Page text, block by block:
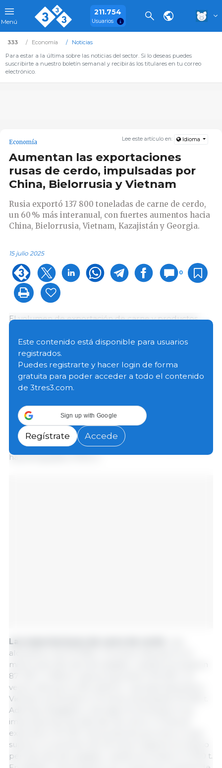
Menú
211.754
Usuarios
333 Economía
Noticias
Para estar a la última sobre las noticias del sector. Si lo deseas puedes
suscribirte a nuestro boletín semanal y recibirás los titulares en tu correo
electrónico.
Lee este artículo en: Idioma
Economía
Aumentan las exportaciones
rusas de cerdo, impulsadas por
China, Bielorrusia y Vietnam
Rusia exportó 137 800 toneladas de carne de cerdo,
un 60 % más interanual, con fuertes aumentos hacia
China, Bielorrusia, Vietnam, Kazajistán y Georgia.
15 julio 2025
0
El volumen de exportación de carne y productos
comparación con el mismo período de 2024, este
indicadoraumentó 1,3 veces
En particular, la exportación de carne y despojos
comestibles de ave creció 1,1 veces, pasando de 168
con más de 70 500 t enviadas. Las exportaciones de
este tipo de productos aumentaron 1,4 veces hacia
Arabia Saudita (41 400 t), 1,1 veces hacia Kazajistán (18
800 t), 3,1 veces hacia Uzbekistán (10 600 t) y 1,2 veces
hacia Kirguistán (7100 t).
Las exportaciones de carne de cerdo
alcanzaron las 137 800 t, 1,6 veces más que en el
mismo período del año pasado, cuando se enviaron
87 400 t. A Bielorrusia se exportaron 56 400 t, 1,5
veces más que el año anterior. Las exportaciones a
Vietnam aumentaron 1,9 veces, alcanzando 35 200 t.
Además, Kazajistán y Georgia incrementaron sus
importaciones de este tipo de carne. A China se
exportaron 35 400 t de productos porcinos, lo que
supone un aumento de 2,9 veces respecto al mismo
período del año pasado, cuando se enviaron 12 300 t.
Este contenido está disponible para usuarios
registrados.
Puedes registrarte y hacer login de forma
gratuita para poder acceder a todo el contenido
de 3tres3.com.
Sign up with Google
Regístrate Accede